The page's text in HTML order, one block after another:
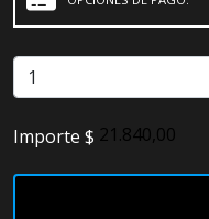
Importe $